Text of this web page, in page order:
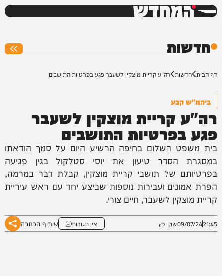
המחדש
חדשות
דף הבית חדשות רה"ע קריית מוצקין לשעבר פגע בפרטיות התושבים
ביהמ"ש קבע
רה"ע קריית מוצקין לשעבר
פגע בפרטיות התושבים
בית משפט השלום בחיפה הרשיע היום על סמך הודאתו
במסגרת הסדר טיעון את יוסי סטלקול בגין פגיעה
בפרטיותם של תושבי קריית מוצקין, קבלת דבר במרמה,
הפרת אמונים ועבירות נוספות שביצע יחד עם ראש עיריית
קריית מוצקין לשעבר, חיים צורי.
21:45
09/07/24שוקי כץ אין תגובות שיתוף הכתבה